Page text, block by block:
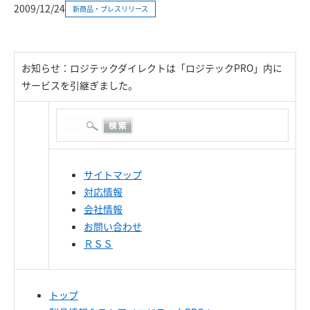
2009/12/24 新商品・プレスリリース
お知らせ：ロジテックダイレクトは「ロジテックPRO」内に
サービスを引継ぎました。
サイトマップ
対応情報
会社情報
お問い合わせ
ＲＳＳ
トップ